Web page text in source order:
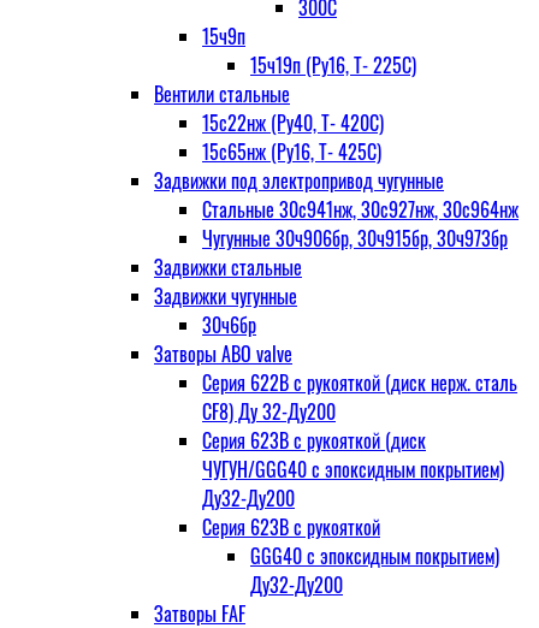
300С
15ч9п
15ч19п (Ру16, Т- 225С)
Вентили стальные
15с22нж (Ру40, Т- 420С)
15с65нж (Ру16, Т- 425С)
Задвижки под электропривод чугунные
Стальные 30с941нж, 30с927нж, 30с964нж
Чугунные 30ч906бр, 30ч915бр, 30ч973бр
Задвижки стальные
Задвижки чугунные
30ч6бр
Затворы ABO valve
Серия 622В с рукояткой (диск нерж. сталь
CF8) Ду 32-Ду200
Серия 623В с рукояткой (диск
ЧУГУН/GGG40 с эпоксидным покрытием)
Ду32-Ду200
Серия 623В с рукояткой
GGG40 с эпоксидным покрытием)
Ду32-Ду200
Затворы FAF